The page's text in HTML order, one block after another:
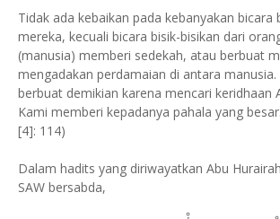
Tidak ada kebaikan pada kebanyakan bicara
mereka, kecuali bicara bisik-bisikan dari
(manusia) memberi sedekah, atau berbuat
mengadakan perdamaian di antara
berbuat demikian karena mencari keridhaan
Kami memberi kepadanya pahala yang
[4]: 114)
Dalam hadits yang diriwayatkan Abu
SAW bersabda,